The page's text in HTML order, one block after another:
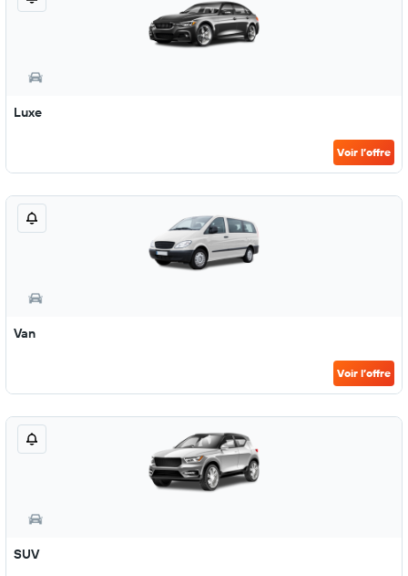
Luxe
Voir l’offre
Van
Voir l’offre
SUV